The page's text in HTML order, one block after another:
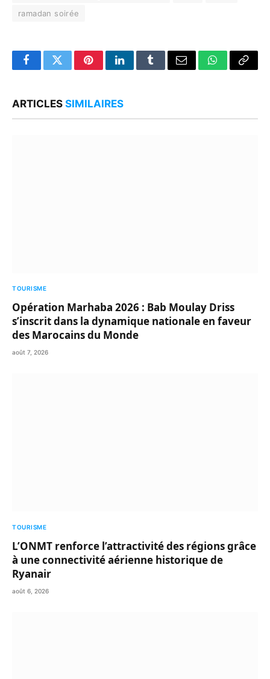
ramadan soirée
FacebookTwitterPinterestLinkedInTumblrEmail WhatsApp
Copy
ARTICLES SIMILAIRES
TOURISME
Opération Marhaba 2026 : Bab Moulay Driss
s’inscrit dans la dynamique nationale en faveur
des Marocains du Monde
août 7, 2026
TOURISME
L’ONMT renforce l’attractivité des régions grâce
à une connectivité aérienne historique de
Ryanair
août 6, 2026